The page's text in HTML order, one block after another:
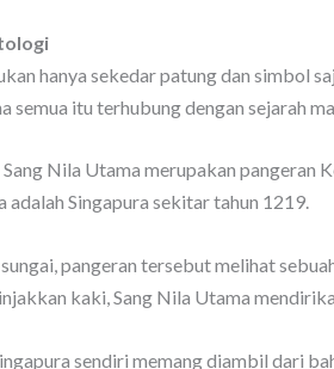
hanya sekedar patung dan simbol
semua itu terhubung dengan sejarah
Nila Utama merupakan
adalah Singapura sekitar tahun 1219.
pangeran tersebut melihat
kaki, Sang Nila Utama
sendiri memang diambil dari